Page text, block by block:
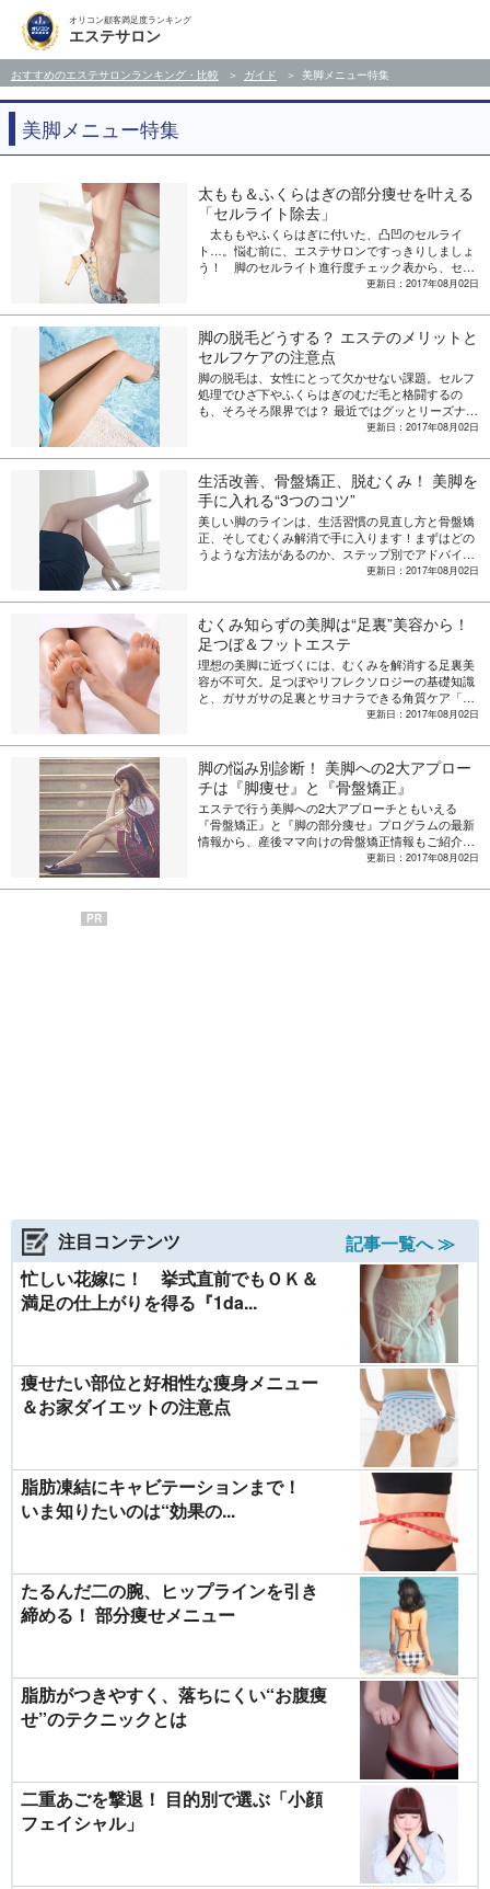
オリコン顧客満足度ランキング
エステサロン
おすすめのエステサロンランキング・比較 ガイド 美脚メニュー特集
美脚メニュー特集
太もも＆ふくらはぎの部分痩せを叶える
「セルライト除去」
太ももやふくらはぎに付いた、凸凹のセルライ
ト…。悩む前に、エステサロンですっきりしましょ
う！ 脚のセルライト進行度チェック表から、セル
ライト除去で人気の施術「エンダモロジー」や「ギ
更新日：2017年08月02日
脚の脱毛どうする？ エステのメリットと
セルフケアの注意点
脚の脱毛は、女性にとって欠かせない課題。セルフ
処理でひざ下やふくらはぎのむだ毛と格闘するの
も、そろそろ限界では？ 最近ではグッとリーズナブ
ルになったエステでの脱毛施術。そのメリットと、
更新日：2017年08月02日
生活改善、骨盤矯正、脱むくみ！ 美脚を
手に入れる“3つのコツ”
美しい脚のラインは、生活習慣の見直し方と骨盤矯
正、そしてむくみ解消で手に入ります！まずはどの
うような方法があるのか、ステップ別でアドバイ
ス。エステの施術とセルフケアの“良いとこどり”で
更新日：2017年08月02日
むくみ知らずの美脚は“足裏”美容から！
足つぼ＆フットエステ
理想の美脚に近づくには、むくみを解消する足裏美
容が不可欠。足つぼやリフレクソロジーの基礎知識
と、ガサガサの足裏とサヨナラできる角質ケア「ド
イツ式フットエステ」を紹介！ セルフケアの注意
更新日：2017年08月02日
脚の悩み別診断！ 美脚への2大アプロー
チは『脚痩せ』と『骨盤矯正』
エステで行う美脚への2大アプローチともいえる
『骨盤矯正』と『脚の部分痩せ』プログラムの最新
情報から、産後ママ向けの骨盤矯正情報もご紹介。
まずは“脚の悩みポイント”を診断して、おすすめ施
更新日：2017年08月02日
PR
注目コンテンツ
記事一覧へ ≫
忙しい花嫁に！ 挙式直前でもＯＫ＆
満足の仕上がりを得る『1da...
痩せたい部位と好相性な痩身メニュー
＆お家ダイエットの注意点
脂肪凍結にキャビテーションまで！
いま知りたいのは“効果の...
たるんだ二の腕、ヒップラインを引き
締める！ 部分痩せメニュー
脂肪がつきやすく、落ちにくい“お腹痩
せ”のテクニックとは
二重あごを撃退！ 目的別で選ぶ「小顔
フェイシャル」